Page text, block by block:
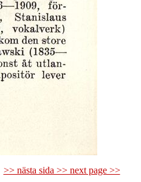
>> nästa sida >> next page >>